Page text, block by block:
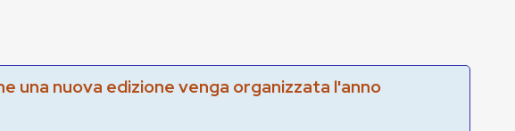
una nuova edizione venga organizzata l'anno